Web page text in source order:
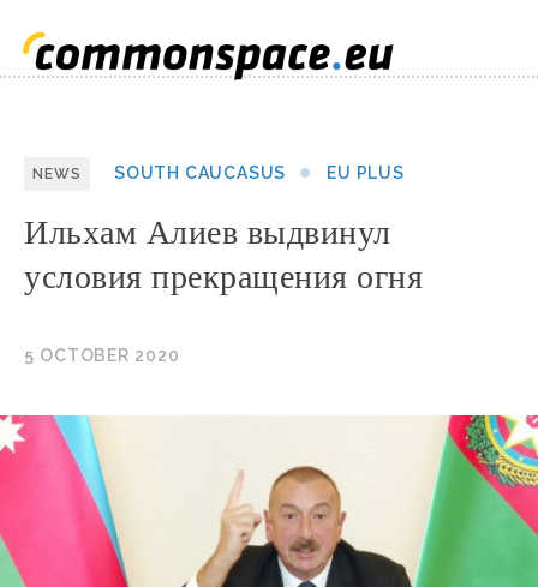
NEWS SOUTH CAUCASUS EU PLUS
Ильхам Алиев выдвинул
условия прекращения огня
5 OCTOBER 2020